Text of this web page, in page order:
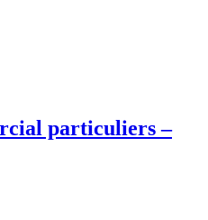
particuliers –